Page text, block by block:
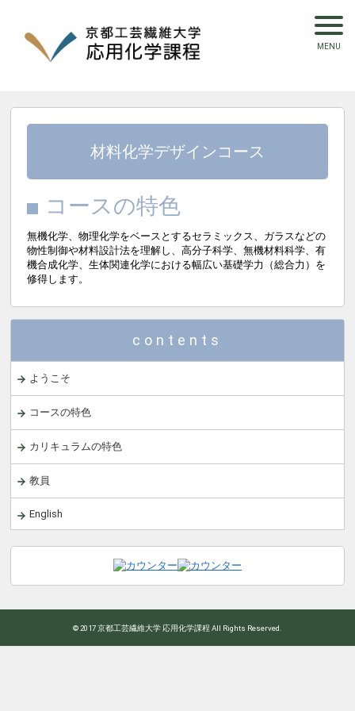
材料化学デザインコース
コースの特色
無機化学、物理化学をベースとするセラミックス、ガラスなどの
物性制御や材料設計法を理解し、高分子科学、無機材料科学、有
機合成化学、生体関連化学における幅広い基礎学力（総合力）を
修得します。
contents
ようこそ
コースの特色
カリキュラムの特色
教員
English
© 2017 京都工芸繊維大学 応用化学課程 All Rights Reserved.